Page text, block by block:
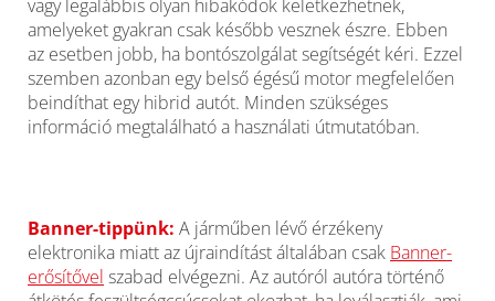
vagy legalábbis olyan hibakódok keletkezhetnek,
amelyeket gyakran csak később vesznek észre. Ebben
az esetben jobb, ha bontószolgálat segítségét kéri. Ezzel
szemben azonban egy belső égésű motor megfelelően
beindíthat egy hibrid autót. Minden szükséges
információ megtalálható a használati útmutatóban.
Banner-tippünk: A járműben lévő érzékeny
elektronika miatt az újraindítást általában csak Banner-
erősítővel szabad elvégezni. Az autóról autóra történő